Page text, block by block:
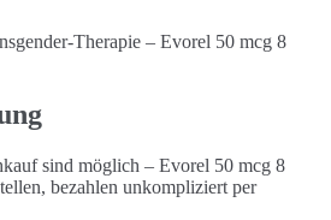
Therapie – Evorel 50 mcg 8
sind möglich – Evorel 50 mcg 8
bezahlen unkompliziert per